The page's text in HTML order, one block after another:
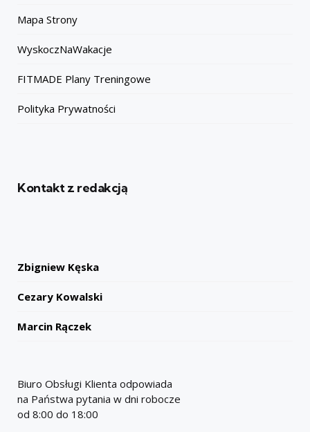
Mapa Strony
WyskoczNaWakacje
FITMADE Plany Treningowe
Polityka Prywatności
Kontakt z redakcją
Zbigniew Kęska
Cezary Kowalski
Marcin Rączek
Biuro Obsługi Klienta odpowiada
na Państwa pytania w dni robocze
od 8:00 do 18:00